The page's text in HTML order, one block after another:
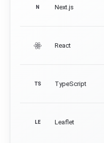
N Next.js
React
TS TypeScript
LE Leaflet